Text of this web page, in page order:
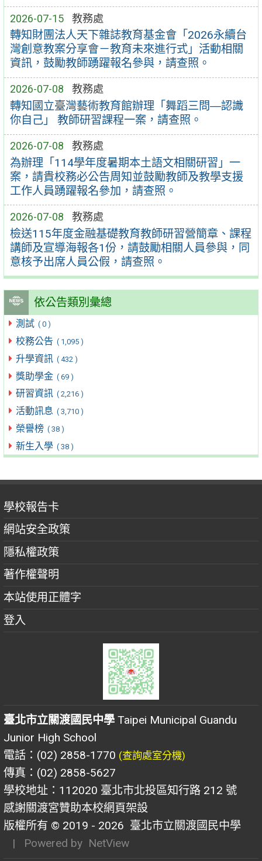
2026-07-15 教務處
轉知財團法人天下雜誌教育基金會「2026永續台
灣創意教案分享會－教育未來進行式」活動相關
資訊，鼓勵教師踴躍報名參與，請查照。
2026-07-08 教務處
轉知國立臺灣藝術教育館辦理「舞蹈三問―認識
你自己」 教師研習課程一案，請查照。
2026-07-08 教務處
為辦理「114學年度暑期本土語文相關研習」一
案，請貴校務必公告周知並鼓勵教師及教學支援
工作人員踴躍報名參加，請查照。
2026-07-08 教務處
檢送115年度金融基礎教育教師研習營簡章、課程
講師及宣導海報各1份，請鼓勵相關人員參與，同
意核予出席人員公假，請查照。
依公告類別彙總
測試 ( 0 )
校務公告 ( 1,095 )
升學資訊 ( 432 )
獎助學金 ( 69 )
研習資訊 ( 2,216 )
活動訊息 ( 3,710 )
榮譽榜 ( 38 )
新生入學 ( 38 )
學校報告卡
網站安全政策
隱私權政策
著作權聲明
本站使用正體字
登入
臺北市立關渡國民中學 Taipei Municipal Guandu
Junior High School
電話：(02) 2858-1770 (查詢處室分機)
傳真：(02) 2858-5627
學校地址：112020 臺北市北投區知行路 212 號
感謝關渡宮贊助本校網頁架設
版權所有 © 2019 - 2026 臺北市立關渡國民中學
| Powered by NetView